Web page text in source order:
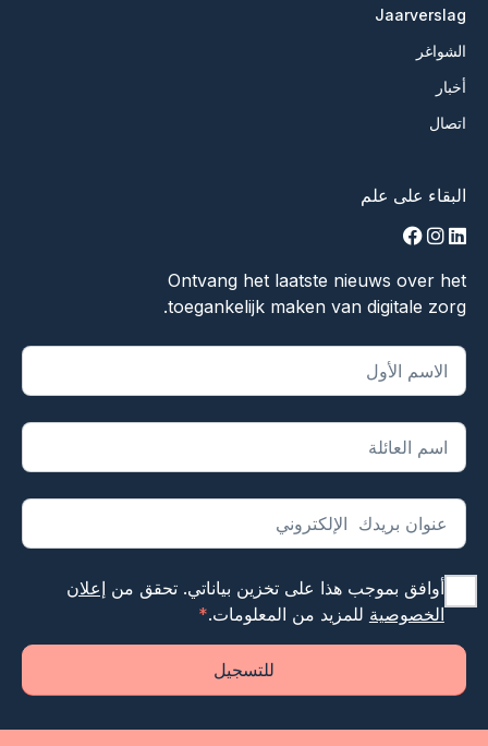
Jaarverslag
الشواغر
أخبار
اتصال
البقاء على علم
linkedin
instagram
facebook
Ontvang het laatste nieuws over het
toegankelijk maken van digitale zorg.
يشير "*" إلى الحقول المطلوبة
أوافق بموجب هذا على تخزين بياناتي. تحقق من إعلان
الخصوصية للمزيد من المعلومات.*
للتسجيل